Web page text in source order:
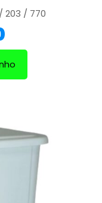
203 / 770